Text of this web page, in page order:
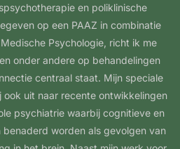
en poliklinische
op een PAAZ in combinatie
Psychologie, richt ik me
onder andere op behandelingen
centraal staat. Mijn speciale
uit naar recente ontwikkelingen
psychiatrie waarbij cognitieve en
worden als gevolgen van